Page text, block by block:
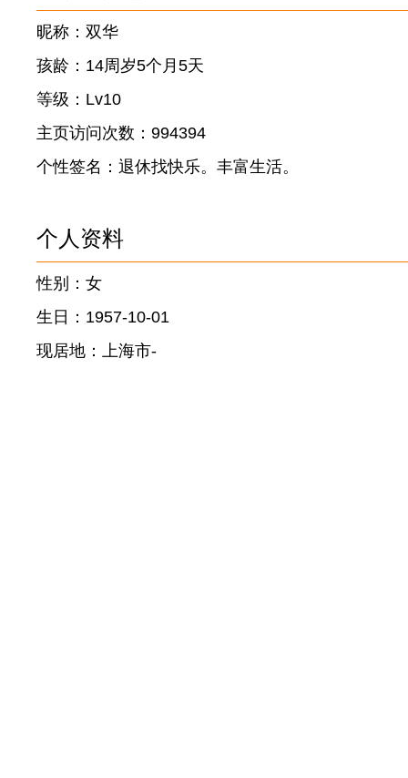
昵称：双华
孩龄：14周岁5个月5天
等级：Lv10
主页访问次数：994394
个性签名：退休找快乐。丰富生活。
个人资料
性别：女
生日：1957-10-01
现居地：上海市-